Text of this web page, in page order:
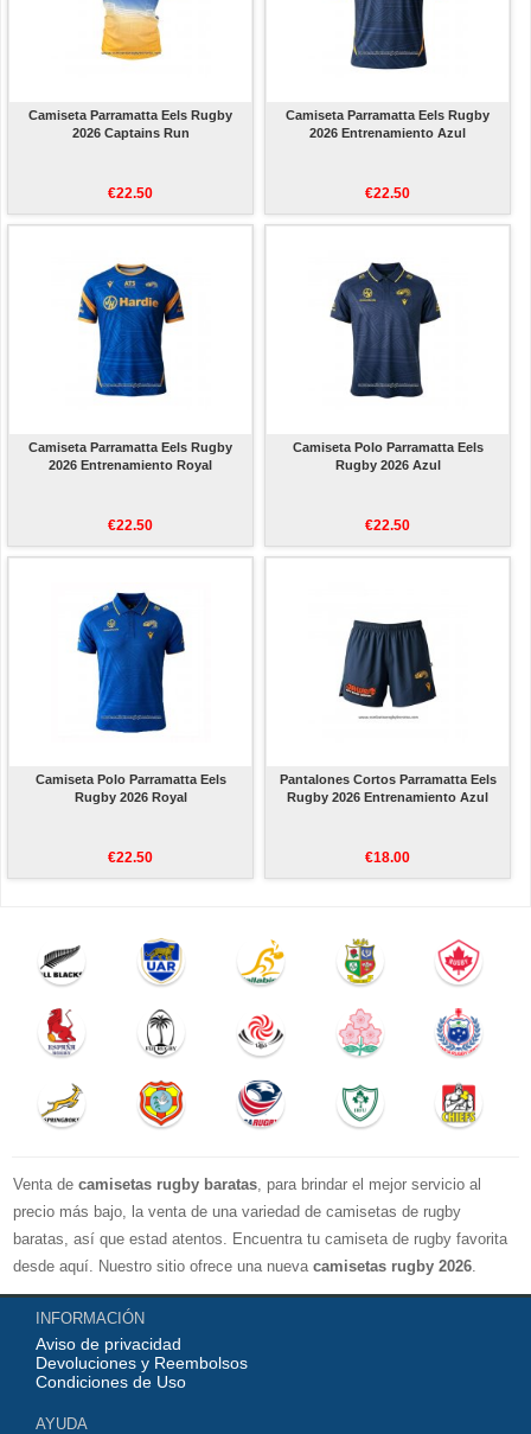
Camiseta Parramatta Eels Rugby
2026 Captains Run
€22.50
Camiseta Parramatta Eels Rugby
2026 Entrenamiento Azul
€22.50
Camiseta Parramatta Eels Rugby
2026 Entrenamiento Royal
€22.50
Camiseta Polo Parramatta Eels
Rugby 2026 Azul
€22.50
Camiseta Polo Parramatta Eels
Rugby 2026 Royal
€22.50
Pantalones Cortos Parramatta Eels
Rugby 2026 Entrenamiento Azul
€18.00
Venta de camisetas rugby baratas, para brindar el mejor servicio al
precio más bajo, la venta de una variedad de camisetas de rugby
baratas, así que estad atentos. Encuentra tu camiseta de rugby favorita
desde aquí. Nuestro sitio ofrece una nueva camisetas rugby 2026.
Disponible en una variedad de estilos y tamaños ¡Compre camisetas de
rugby baratas en línea!
INFORMACIÓN
Aviso de privacidad
Devoluciones y Reembolsos
Condiciones de Uso
AYUDA